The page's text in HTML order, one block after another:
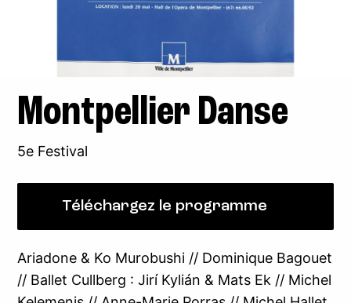
Montpellier Danse
5e Festival
Téléchargez le programme
Ariadone & Ko Murobushi // Dominique Bagouet
// Ballet Cullberg : Jirí Kylián & Mats Ek // Michel